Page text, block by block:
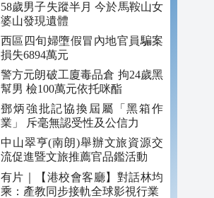
58歲男子失蹤半月 今於馬鞍山女
婆山發現遺體
西區四旬婦墮假冒內地官員騙案
損失6894萬元
警方元朗破工廈毒品倉 拘24歲黑
幫男 檢100萬元依托咪酯
鄧炳強批記協換屆屬「黑箱作
業」 斥毫無認受性及公信力
中山翠亨(南朗)舉辦文旅資源交
流促進暨文旅推薦官品鑑活動
有片｜【港校會客廳】對話林均
乘：產教同步接軌全球影視行業